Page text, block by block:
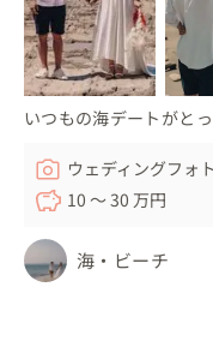
いつもの海デートがと
ウェディングフォト
10 〜 30 万円
海・ビーチ